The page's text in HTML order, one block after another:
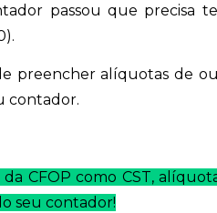
passou que precisa
preencher alíquotas de
contador.
CFOP como CST,
seu contador!